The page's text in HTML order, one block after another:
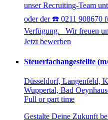
unser Recruiting-Team
oder der ☎️ 0211 908670
Verfügung. Wir freuen
Jetzt bewerben
Steuerfachangestellte
Düsseldorf, Langenfeld,
Wuppertal, Bad
Full or part time
Gestalte Deine Zukunft